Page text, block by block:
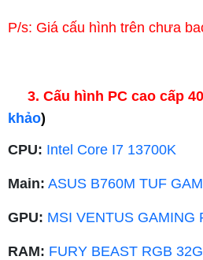
P/s: Giá cấu hình trên chưa
3. Cấu hình PC cao cấp
khảo)
CPU: Intel Core I7 13700K
Main: ASUS B760M TUF
GPU: MSI VENTUS GAMING
RAM: FURY BEAST RGB